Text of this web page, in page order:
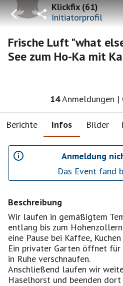
Klickfix(61)
Initiatorprofil
Frische Luft "what
See zum Ho-Ka mit
14Anmeldungen |
Berichte Infos Bilder
Anmeldung
Das Event fand
Beschreibung
Wir laufen in gemäßigtem
entlang bis zum
eine Pause bei Kaffee,
Ein privater Garten öffnet für
in Ruhe verschnaufen.
Anschließend laufen wir
Haselhorst und beenden dort